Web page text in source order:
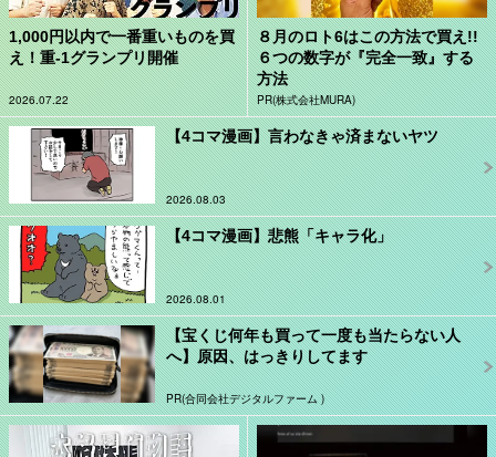
1,000円以内で一番重いものを買
え！重-1グランプリ開催
2026.07.22
８月のロト6はこの方法で買え!!
６つの数字が『完全一致』する
方法
PR(株式会社MURA)
【4コマ漫画】言わなきゃ済まないヤツ
2026.08.03
【4コマ漫画】悲熊「キャラ化」
2026.08.01
【宝くじ何年も買って一度も当たらない人
へ】原因、はっきりしてます
PR(合同会社デジタルファーム )